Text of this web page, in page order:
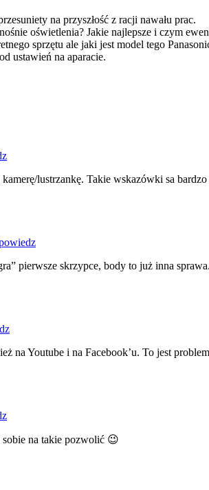
na przyszłość z racji nawału prac.
oświetlenia? Jakie najlepsze i czym
sprzętu ale jaki jest model tego
ustawień na aparacie.
lustrzankę. Takie wskazówki sa
pierwsze skrzypce, body to już inna
na Youtube i na Facebook’u. To jest
sobie na takie pozwolić 😉